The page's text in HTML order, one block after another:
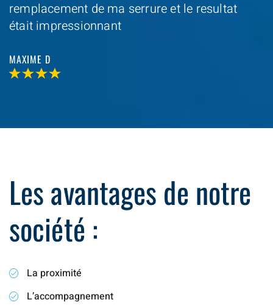
remplacement de ma serrure et le resultat
était impressionnant
MAXIME D
Les avantages de notre
société :
La proximité
L’accompagnement